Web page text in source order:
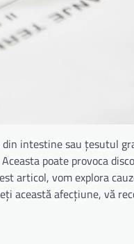
intestine sau țesutul
poate provoca
articol, vom explora
această afecțiune, vă